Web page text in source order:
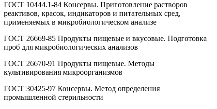
ГОСТ 10444.1-84 Консервы. Приготовление растворов
реактивов, красок, индикаторов и питательных сред,
применяемых в микробиологическом анализе
ГОСТ 26669-85 Продукты пищевые и вкусовые. Подготовка
проб для микробиологических анализов
ГОСТ 26670-91 Продукты пищевые. Методы
культивирования микроорганизмов
ГОСТ 30425-97 Консервы. Метод определения
промышленной стерильности